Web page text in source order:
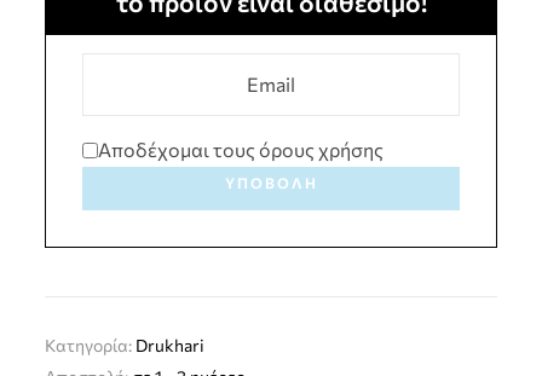
Αποδέχομαι τους όρους χρήσης
ΥΠΟΒΟΛΉ
Κατηγορία: Drukhari